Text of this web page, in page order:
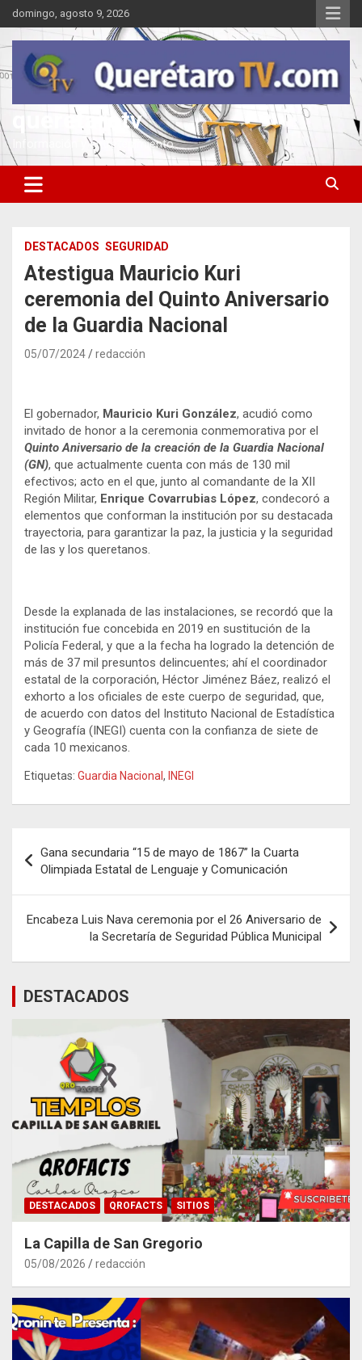
Saltar
al
contenido
domingo, agosto 9, 2026
queretarotv
Información y entretenimiento
DESTACADOS SEGURIDAD
Atestigua Mauricio Kuri
ceremonia del Quinto Aniversario
de la Guardia Nacional
05/07/2024 redacción
El gobernador, Mauricio Kuri González, acudió como
invitado de honor a la ceremonia conmemorativa por el
Quinto Aniversario de la creación de la Guardia Nacional
(GN), que actualmente cuenta con más de 130 mil
efectivos; acto en el que, junto al comandante de la XII
Región Militar, Enrique Covarrubias López, condecoró a
elementos que conforman la institución por su destacada
trayectoria, para garantizar la paz, la justicia y la seguridad
de las y los queretanos.
Desde la explanada de las instalaciones, se recordó que la
institución fue concebida en 2019 en sustitución de la
Policía Federal, y que a la fecha ha logrado la detención de
más de 37 mil presuntos delincuentes; ahí el coordinador
estatal de la corporación, Héctor Jiménez Báez, realizó el
exhorto a los oficiales de este cuerpo de seguridad, que,
de acuerdo con datos del Instituto Nacional de Estadística
y Geografía (INEGI) cuenta con la confianza de siete de
cada 10 mexicanos.
Etiquetas: Guardia Nacional , INEGI
de
entradas
Gana secundaria “15 de mayo de 1867” la Cuarta
Olimpiada Estatal de Lenguaje y Comunicación
Encabeza Luis Nava ceremonia por el 26 Aniversario de
la Secretaría de Seguridad Pública Municipal
DESTACADOS
DESTACADOS QROFACTS SITIOS
La Capilla de San Gregorio
05/08/2026 redacción